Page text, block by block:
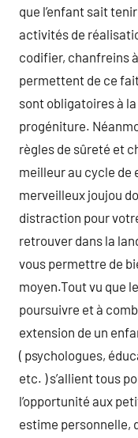
que l’enfant sait
activités de
codifier, chanfreins
permettent de ce
sont obligatoires à
progéniture.
règles de sûreté et
meilleur au cycle de
merveilleux joujou
distraction pour
retrouver dans la
vous permettre de
moyen.Tout vu que
poursuivre et à
extension de un
( psychologues,
etc. ) s’allient tous
l’opportunité aux
estime personnelle,